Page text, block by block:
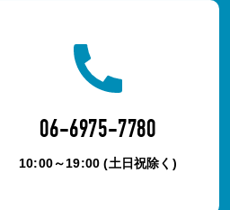
06-6975-7780
10:00～19:00 (土日祝除く)